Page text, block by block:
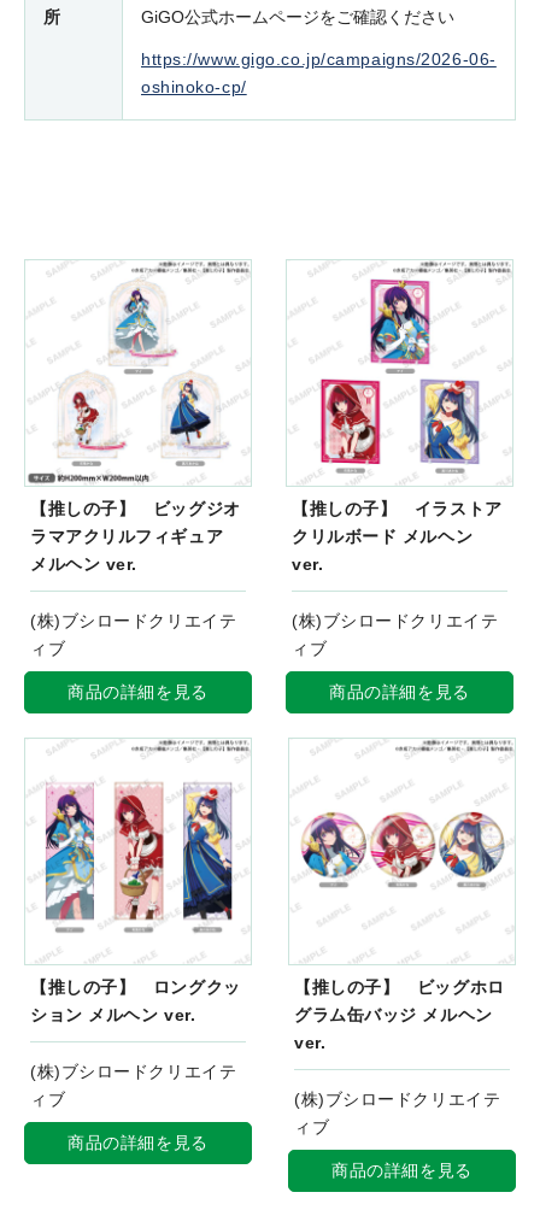
所
GiGO公式ホームページをご確認ください
https://www.gigo.co.jp/campaigns/2026-06-
oshinoko-cp/
【推しの子】 ビッグジオ
ラマアクリルフィギュア
メルヘン ver.
(株)ブシロードクリエイテ
ィブ
商品の詳細を見る
【推しの子】 イラストア
クリルボード メルヘン
ver.
(株)ブシロードクリエイテ
ィブ
商品の詳細を見る
【推しの子】 ロングクッ
ション メルヘン ver.
(株)ブシロードクリエイテ
ィブ
商品の詳細を見る
【推しの子】 ビッグホロ
グラム缶バッジ メルヘン
ver.
(株)ブシロードクリエイテ
ィブ
商品の詳細を見る